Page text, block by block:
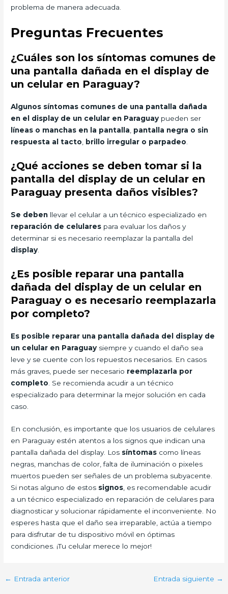
problema de manera adecuada.
Preguntas Frecuentes
¿Cuáles son los síntomas comunes de
una pantalla dañada en el display de
un celular en Paraguay?
Algunos síntomas comunes de una pantalla dañada
en el display de un celular en Paraguay pueden ser
líneas o manchas en la pantalla pantalla negra o sin
respuesta al tacto
brillo irregular o parpadeo
¿Qué acciones se deben tomar si la
pantalla del display de un celular en
Paraguay presenta daños visibles?
Se deben llevar el celular a un técnico especializado en
reparación de celulares para evaluar los daños y
determinar si es necesario reemplazar la pantalla del
display
¿Es posible reparar una pantalla
dañada del display de un celular en
Paraguay o es necesario reemplazarla
por completo?
Es posible reparar una pantalla dañada del display de
un celular en Paraguay siempre y cuando el daño sea
leve y se cuente con los repuestos necesarios. En casos
más graves, puede ser necesario reemplazarla por
completo . Se recomienda acudir a un técnico
especializado para determinar la mejor solución en cada
caso.
En conclusión, es importante que los usuarios de celulares
en Paraguay estén atentos a los signos que indican una
pantalla dañada del display. Los síntomas como líneas
negras, manchas de color, falta de iluminación o pixeles
muertos pueden ser señales de un problema subyacente.
Si notas alguno de estos signos, es recomendable acudir
a un técnico especializado en reparación de celulares para
diagnosticar y solucionar rápidamente el inconveniente. No
esperes hasta que el daño sea irreparable, actúa a tiempo
para disfrutar de tu dispositivo móvil en óptimas
condiciones. ¡Tu celular merece lo mejor!
← Entrada anterior Entrada siguiente →